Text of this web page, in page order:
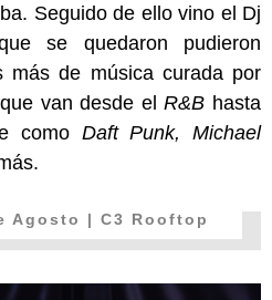
Seguido de ello vino el Dj
se quedaron pudieron
más de música curada por
van desde elR&B hasta
como Daft Punk, Michael
Agosto | C3 Rooftop